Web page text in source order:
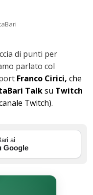
di punti per
parlato col
Franco Cirici, che
Talksu Twitch
Twitch).
ai
Google